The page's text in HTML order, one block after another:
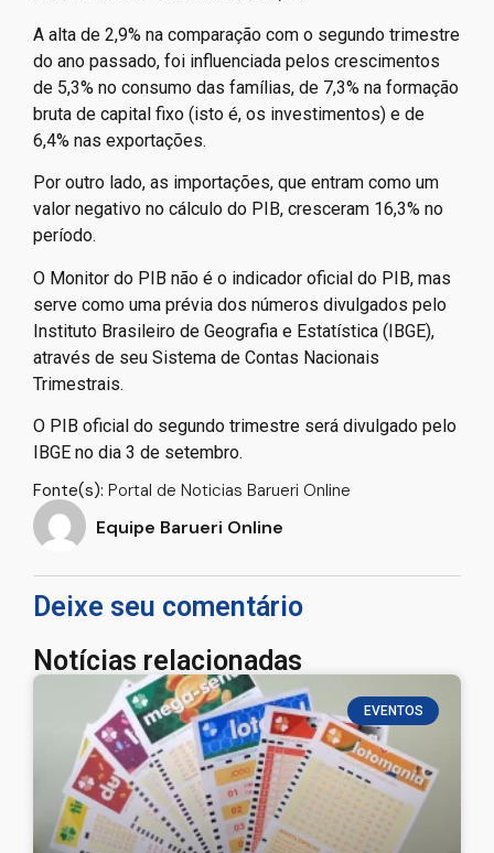
A alta de 2,9% na comparação com o segundo trimestre
do ano passado, foi influenciada pelos crescimentos
de 5,3% no consumo das famílias, de 7,3% na formação
bruta de capital fixo (isto é, os investimentos) e de
6,4% nas exportações.
Por outro lado, as importações, que entram como um
valor negativo no cálculo do PIB, cresceram 16,3% no
período.
O Monitor do PIB não é o indicador oficial do PIB, mas
serve como uma prévia dos números divulgados pelo
Instituto Brasileiro de Geografia e Estatística (IBGE),
através de seu Sistema de Contas Nacionais
Trimestrais.
O PIB oficial do segundo trimestre será divulgado pelo
IBGE no dia 3 de setembro.
Fonte(s): Portal de Noticias Barueri Online
Equipe Barueri Online
Deixe seu comentário
Notícias relacionadas
EVENTOS